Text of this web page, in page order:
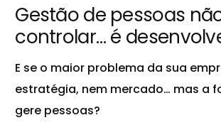
Gestão de pessoas
controlar… é
E se o maior problema da sua
estratégia, nem mercado… mas a
gere pessoas?